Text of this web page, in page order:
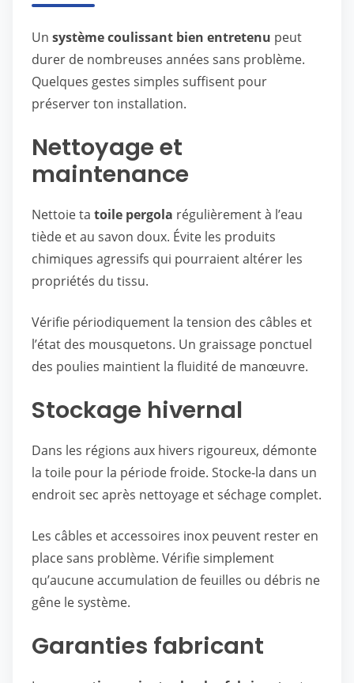
Un système coulissant bien entretenu peut
durer de nombreuses années sans problème.
Quelques gestes simples suffisent pour
préserver ton installation.
Nettoyage et
maintenance
Nettoie ta toile pergola régulièrement à l’eau
tiède et au savon doux. Évite les produits
chimiques agressifs qui pourraient altérer les
propriétés du tissu.
Vérifie périodiquement la tension des câbles et
l’état des mousquetons. Un graissage ponctuel
des poulies maintient la fluidité de manœuvre.
Stockage hivernal
Dans les régions aux hivers rigoureux, démonte
la toile pour la période froide. Stocke-la dans un
endroit sec après nettoyage et séchage complet.
Les câbles et accessoires inox peuvent rester en
place sans problème. Vérifie simplement
qu’aucune accumulation de feuilles ou débris ne
gêne le système.
Garanties fabricant